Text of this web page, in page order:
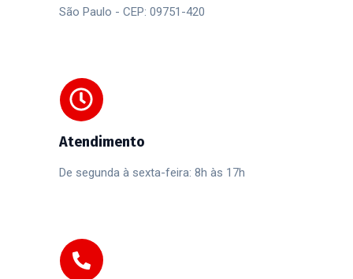
São Paulo - CEP: 09751-420
Atendimento
De segunda à sexta-feira: 8h às 17h